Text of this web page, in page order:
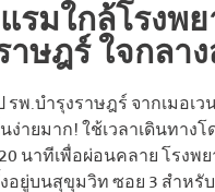
รมใกล้โรงพ
าษฎร์ ใจกลา
รพ.บำรุงราษฎร์ จากเมอเ
ง่ายมาก! ใช้เวลาเดินทางโ
นาทีเพื่อผ่อนคลาย โรงพย
อยู่บนสุขุมวิท ซอย 3 สำหรั